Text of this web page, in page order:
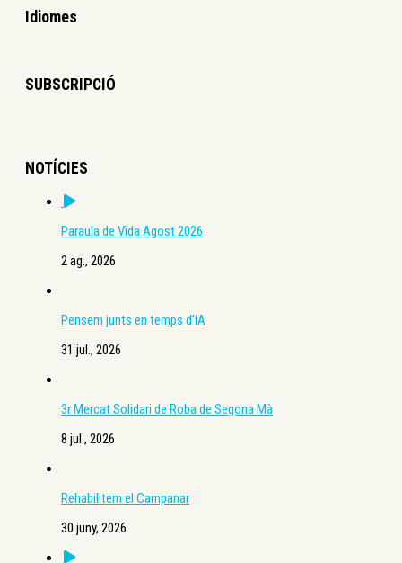
Idiomes
SUBSCRIPCIÓ
NOTÍCIES
Paraula de Vida Agost 2026
2 ag., 2026
Pensem junts en temps d’IA
31 jul., 2026
3r Mercat Solidari de Roba de Segona Mà
8 jul., 2026
Rehabilitem el Campanar
30 juny, 2026